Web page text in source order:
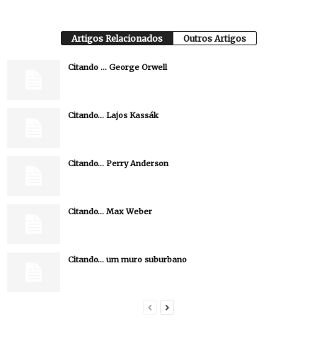
Artigos Relacionados Outros Artigos
Citando … George Orwell
Citando… Lajos Kassák
Citando… Perry Anderson
Citando… Max Weber
Citando… um muro suburbano